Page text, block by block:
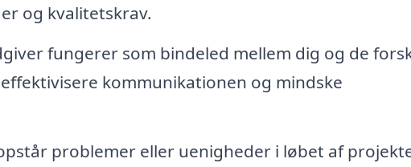
og kvalitetskrav.
fungerer som bindeled mellem dig og de
kommunikationen og mindske
problemer eller uenigheder i løbet af